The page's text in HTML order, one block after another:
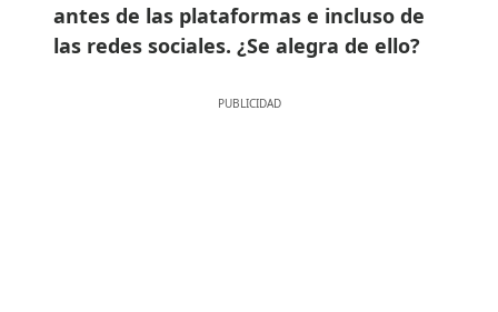
antes de las plataformas e incluso de
las redes sociales. ¿Se alegra de ello?